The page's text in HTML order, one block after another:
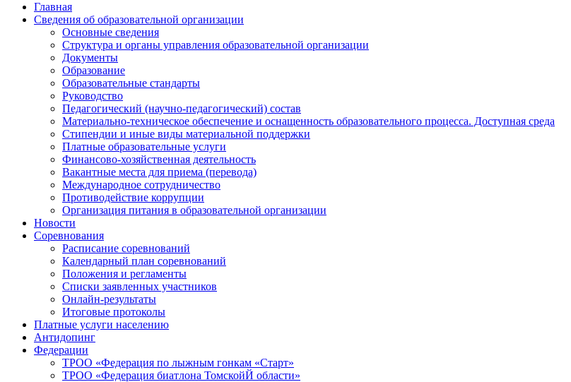
Главная
Сведения об образовательной организации
Основные сведения
Структура и органы управления образовательной организации
Документы
Образование
Образовательные стандарты
Руководство
Педагогический (научно-педагогический) состав
Материально-техническое обеспечение и оснащенность образовательного процесса. Доступная среда
Стипендии и иные виды материальной поддержки
Платные образовательные услуги
Финансово-хозяйственная деятельность
Вакантные места для приема (перевода)
Международное сотрудничество
Противодействие коррупции
Организация питания в образовательной организации
Новости
Соревнования
Расписание соревнований
Календарный план соревнований
Положения и регламенты
Списки заявленных участников
Онлайн-результаты
Итоговые протоколы
Платные услуги населению
Антидопинг
Федерации
ТРОО «Федерация по лыжным гонкам «Старт»
ТРОО «Федерация биатлона ТомскойЙ области»